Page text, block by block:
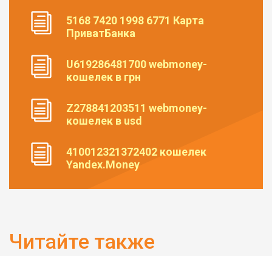
5168 7420 1998 6771 Карта
ПриватБанка
U619286481700 webmoney-
кошелек в грн
Z278841203511 webmoney-
кошелек в usd
410012321372402 кошелек
Yandex.Money
Читайте также